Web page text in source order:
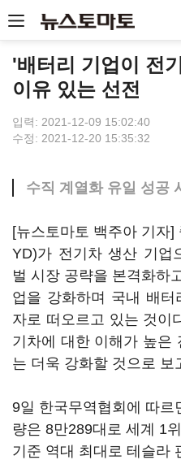
'배터리 기업이 전
이유 있는 선전
입력: 2021-12-09 15:02:40
수정: 2021-12-20 15:35:32
수직 계열화 유일 성공
[뉴스토마토 백주아 기자
YD)가 전기차 생산 기업
벌 시장 공략을 본격화하
업을 강화하며 국내 배
자로 떠오르고 있는 것이
기차에 대한 이해가 높은
는 더욱 강화할 것으로 보
9일 한국무역협회에 따르
량은 8만289대로 세계 1
기준 역대 최대로 테슬라